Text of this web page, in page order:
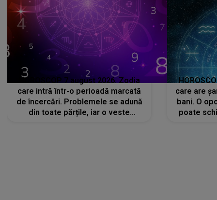
HOROSCOP 7 august 2026. Zodia
care intră într-o perioadă marcată
de încercări. Problemele se adună
din toate părțile, iar o veste
care are
bani. O
poate